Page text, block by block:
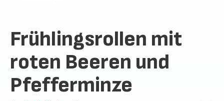
Frühlingsrollen mit
roten Beeren und
Pfefferminze